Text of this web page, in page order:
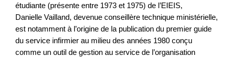
étudiante (présente entre 1973 et 1975) de l’EIEIS,
Danielle Vailland, devenue conseillère technique ministérielle,
est notamment à l’origine de la publication du premier guide
du service infirmier au milieu des années 1980 conçu
comme un outil de gestion au service de l’organisation